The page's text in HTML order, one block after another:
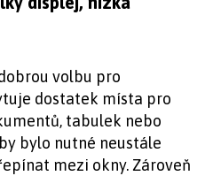
volbu pro
dostatek místa pro
tabulek nebo
bylo nutné neustále
mezi okny. Zároveň